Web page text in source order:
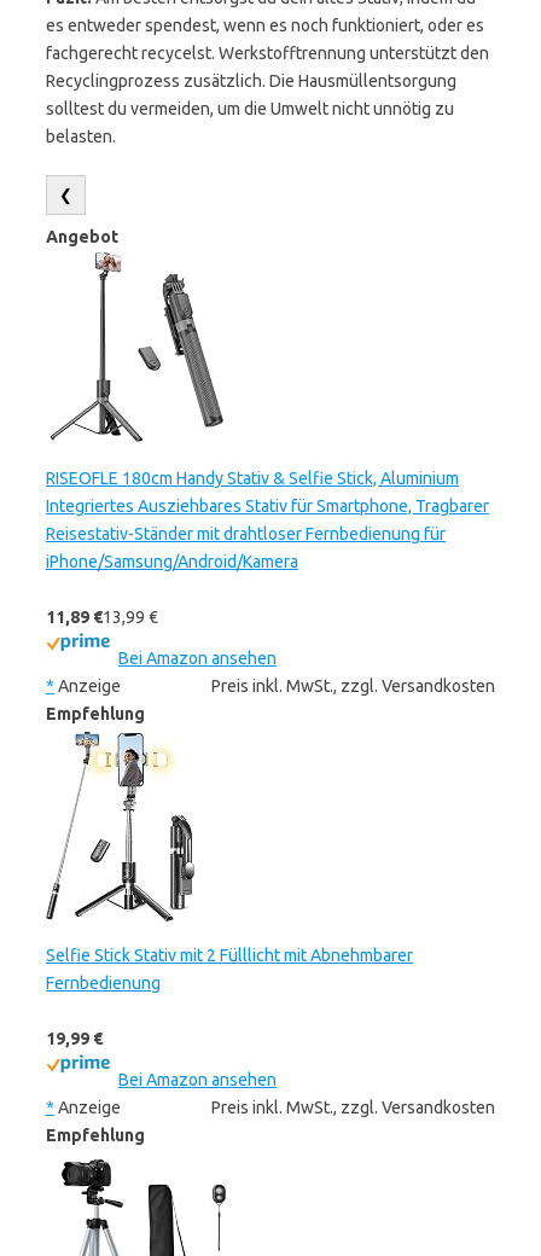
es entweder spendest, wenn es noch funktioniert, oder es
fachgerecht recycelst. Werkstofftrennung unterstützt den
Recyclingprozess zusätzlich. Die Hausmüllentsorgung
solltest du vermeiden, um die Umwelt nicht unnötig zu
belasten.
❮
Angebot
RISEOFLE 180cm Handy Stativ & Selfie Stick, Aluminium
Integriertes Ausziehbares Stativ für Smartphone, Tragbarer
Reisestativ-Ständer mit drahtloser Fernbedienung für
iPhone/Samsung/Android/Kamera
11,89 €13,99 €
Bei Amazon ansehen
* Anzeige
Preis inkl. MwSt., zzgl. Versandkosten
Empfehlung
Selfie Stick Stativ mit 2 Fülllicht mit Abnehmbarer
Fernbedienung
19,99 €
Bei Amazon ansehen
* Anzeige
Preis inkl. MwSt., zzgl. Versandkosten
Empfehlung